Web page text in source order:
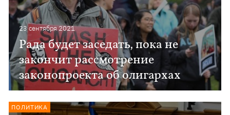
23 сентября 2021
Рада будет заседать, пока не
закончит рассмотрение
законопроекта об олигархах
ПОЛИТИКА